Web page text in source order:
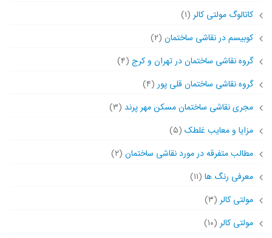
کاتالوگ مولتی کالر (۱)
کوبیسم در نقاشی ساختمان (۲)
گروه نقاشی ساختمان در تهران و کرج (۴)
گروه نقاشی ساختمان قلی پور (۴)
مجری نقاشی ساختمان مسکن مهر پرند (۳)
مزایا و معایب غلطک (۵)
مطالب متفرقه در مورد نقاشی ساختمان (۲)
معرفی رنگ ها (۱۱)
مولتی کالر (۳)
مولتی کالر (۱۰)